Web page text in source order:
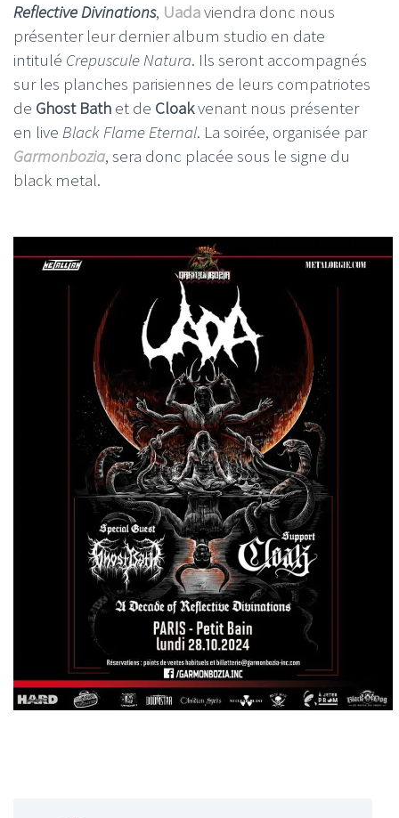
Reflective Divinations, Uadaviendra donc nous
présenter leur dernier album studio en date
intitulé Crepuscule Natura. Ils seront accompagnés
sur les planches parisiennes de leurs compatriotes
de Ghost Bath et de Cloakvenant nous présenter
en live Black Flame Eternal. La soirée, organisée par
Garmonbozia, sera donc placée sous le signe du
black metal.